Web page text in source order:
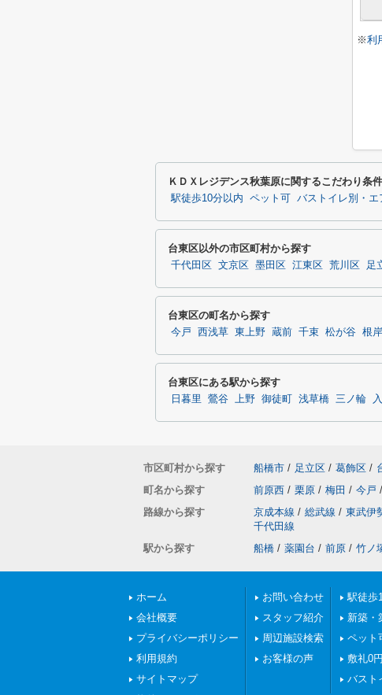
※利
ＫＤＸレジデンス秋葉原に関するこだわり条
駅徒歩10分以内 ペット可 バストイレ別・
台東区以外の市区町村から探す
千代田区 文京区 墨田区 江東区 荒川区 足
台東区の町名から探す
今戸 西浅草 東上野 蔵前 千束 松が谷 根岸
台東区にある駅から探す
日暮里 鶯谷 上野 御徒町 浅草橋 三ノ輪
市区町村から探す 船橋市 / 足立区 / 葛飾区 /
町名から探す
前原西 / 栗原 / 梅田 / 今戸 /
路線から探す
京成本線 / 総武線 / 東武伊
千代田線
駅から探す
船橋 / 薬園台 / 前原 / 竹ノ
ホーム
会社概要
プライバシーポリシー
利用規約
サイトマップ
お問い合わせ
スタッフ紹介
周辺施設検索
お客様の声
駅徒歩
新築・
ペット
敷礼0円
バスト